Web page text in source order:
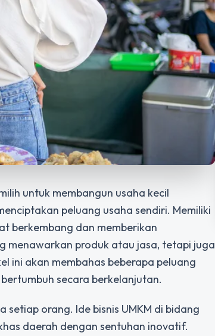
untuk membangun usaha kecil
peluang usaha sendiri. Memiliki
berkembang dan memberikan
menawarkan produk atau jasa, tetapi juga
ini akan membahas beberapa peluang
secara berkelanjutan.
orang. Ide bisnis UMKM di bidang
daerah dengan sentuhan inovatif.